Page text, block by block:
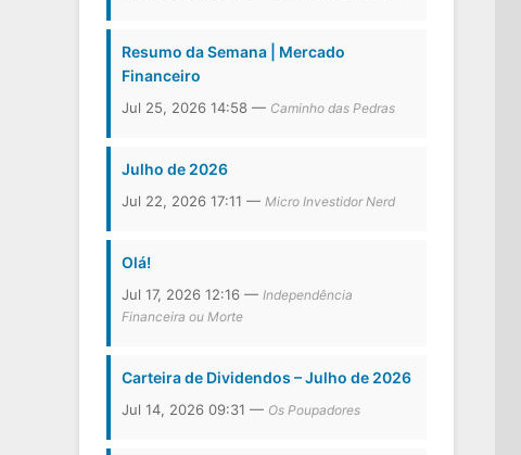
Resumo da Semana | Mercado
Financeiro
Jul 25, 2026 14:58 — Caminho das Pedras
Julho de 2026
Jul 22, 2026 17:11 —Micro Investidor Nerd
Olá!
Jul 17, 2026 12:16 —Independência
Financeira ou Morte
Carteira de Dividendos – Julho de 2026
Jul 14, 2026 09:31 — Os Poupadores